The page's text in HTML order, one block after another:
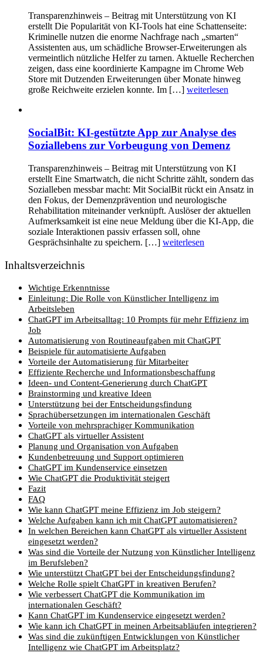
Transparenzhinweis – Beitrag mit Unterstützung von KI
erstellt Die Popularität von KI-Tools hat eine Schattenseite:
Kriminelle nutzen die enorme Nachfrage nach „smarten“
Assistenten aus, um schädliche Browser-Erweiterungen als
vermeintlich nützliche Helfer zu tarnen. Aktuelle Recherchen
zeigen, dass eine koordinierte Kampagne im Chrome Web
Store mit Dutzenden Erweiterungen über Monate hinweg
große Reichweite erzielen konnte. Im […] weiterlesen
SocialBit: KI-gestützte App zur Analyse des
Soziallebens zur Vorbeugung von Demenz
Transparenzhinweis – Beitrag mit Unterstützung von KI
erstellt Eine Smartwatch, die nicht Schritte zählt, sondern das
Sozialleben messbar macht: Mit SocialBit rückt ein Ansatz in
den Fokus, der Demenzprävention und neurologische
Rehabilitation miteinander verknüpft. Auslöser der aktuellen
Aufmerksamkeit ist eine neue Meldung über die KI-App, die
soziale Interaktionen passiv erfassen soll, ohne
Gesprächsinhalte zu speichern. […] weiterlesen
Inhaltsverzeichnis
Wichtige Erkenntnisse
Einleitung: Die Rolle von Künstlicher Intelligenz im
Arbeitsleben
ChatGPT im Arbeitsalltag: 10 Prompts für mehr Effizienz im
Job
Automatisierung von Routineaufgaben mit ChatGPT
Beispiele für automatisierte Aufgaben
Vorteile der Automatisierung für Mitarbeiter
Effiziente Recherche und Informationsbeschaffung
Ideen- und Content-Generierung durch ChatGPT
Brainstorming und kreative Ideen
Unterstützung bei der Entscheidungsfindung
Sprachübersetzungen im internationalen Geschäft
Vorteile von mehrsprachiger Kommunikation
ChatGPT als virtueller Assistent
Planung und Organisation von Aufgaben
Kundenbetreuung und Support optimieren
ChatGPT im Kundenservice einsetzen
Wie ChatGPT die Produktivität steigert
Fazit
FAQ
Wie kann ChatGPT meine Effizienz im Job steigern?
Welche Aufgaben kann ich mit ChatGPT automatisieren?
In welchen Bereichen kann ChatGPT als virtueller Assistent
eingesetzt werden?
Was sind die Vorteile der Nutzung von Künstlicher Intelligenz
im Berufsleben?
Wie unterstützt ChatGPT bei der Entscheidungsfindung?
Welche Rolle spielt ChatGPT in kreativen Berufen?
Wie verbessert ChatGPT die Kommunikation im
internationalen Geschäft?
Kann ChatGPT im Kundenservice eingesetzt werden?
Wie kann ich ChatGPT in meinen Arbeitsabläufen integrieren?
Was sind die zukünftigen Entwicklungen von Künstlicher
Intelligenz wie ChatGPT im Arbeitsplatz?